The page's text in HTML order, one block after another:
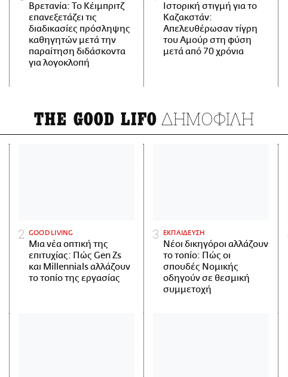
Βρετανία: Το Κέιμπριτζ
επανεξετάζει τις
διαδικασίες πρόσληψης
καθηγητών μετά την
παραίτηση διδάσκοντα
για λογοκλοπή
Ιστορική στιγμή για το
Καζακστάν:
Απελευθέρωσαν τίγρη
του Αμούρ στη φύση
μετά από 70 χρόνια
THE GOOD LIFO ΔΗΜΟΦΙΛΗ
GOOD LIVING
Μια νέα οπτική της
επιτυχίας: Πώς Gen Zs
και Millennials αλλάζουν
το τοπίο της εργασίας
ΕΚΠΑΙΔΕΥΣΗ
Νέοι δικηγόροι αλλάζουν
το τοπίο: Πώς οι
σπουδές Νομικής
οδηγούν σε θεσμική
συμμετοχή